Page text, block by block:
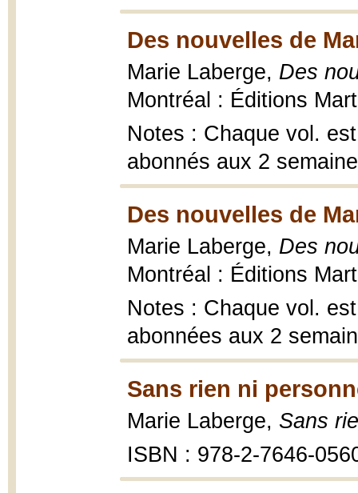
Des nouvelles de
Marie Laberge, Des
Montréal : Éditions
Notes : Chaque vol.
abonnés aux 2
Des nouvelles de
Marie Laberge, Des
Montréal : Éditions
Notes : Chaque vol.
abonnées aux 2
Sans rien ni
Marie Laberge, Sans
ISBN : 978-2-7646-